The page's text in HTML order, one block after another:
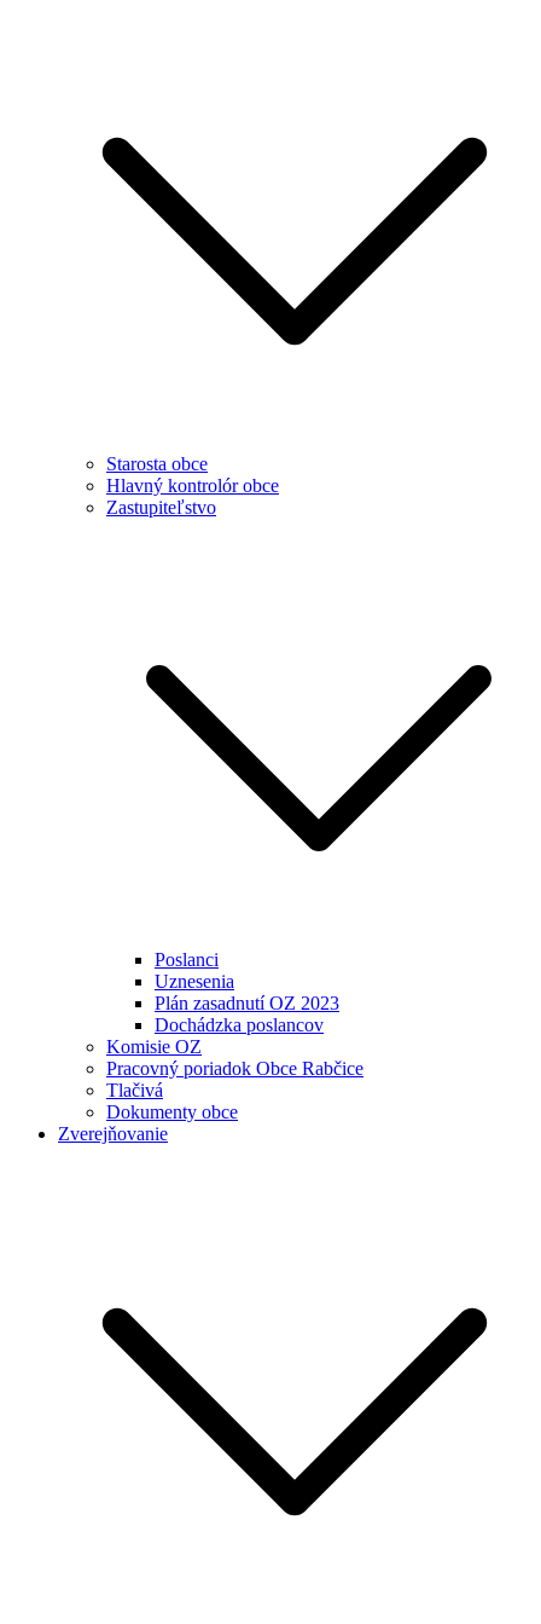
Starosta obce
Hlavný kontrolór obce
Zastupiteľstvo
Poslanci
Uznesenia
Plán zasadnutí OZ 2023
Dochádzka poslancov
Komisie OZ
Pracovný poriadok Obce Rabčice
Tlačivá
Dokumenty obce
Zverejňovanie